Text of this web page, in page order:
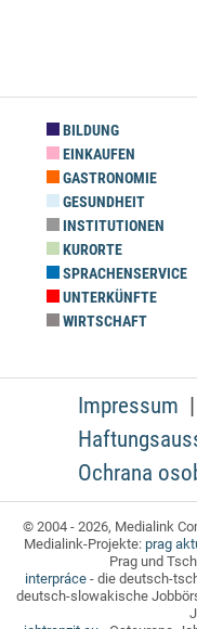
BILDUNG
EINKAUFEN
GASTRONOMIE
GESUNDHEIT
INSTITUTIONEN
KURORTE
SPRACHENSERVICE
UNTERKÜNFTE
WIRTSCHAFT
Impressum
Ochrana
© 2004 - 2026, Medialink
Medialink-Projekte: prag
Prag und
interpráce- die deutsch-
deutsch-slowakische